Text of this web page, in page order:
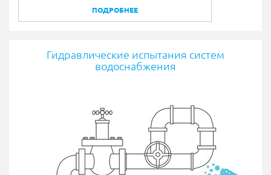
ПОДРОБНЕЕ
Гидравлические испытания систем
водоснабжения